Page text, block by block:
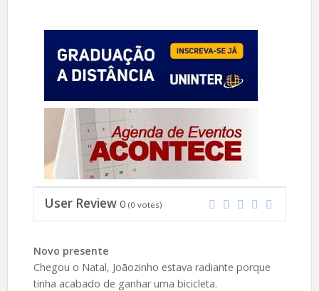
User Review 0 (0 votes)
Novo presente
Chegou o Natal, Joãozinho estava radiante porque
tinha acabado de ganhar uma bicicleta.